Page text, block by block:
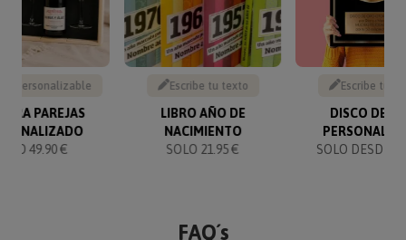
personalizable
PAREJAS
49.90 €
Escribe tu texto
LIBRO AÑO DE
NACIMIENTO
SOLO 21.95 €
Escribe tu
DISCO DE
SOLO DESDE
FAQ´s